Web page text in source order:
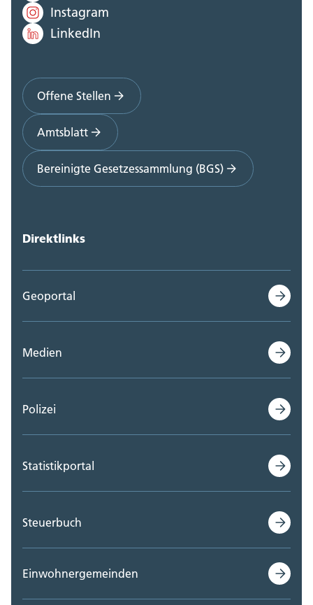
Instagram
LinkedIn
Offene Stellen
Amtsblatt
Bereinigte Gesetzessammlung (BGS)
Direktlinks
Geoportal
Medien
Polizei
Statistikportal
Steuerbuch
Einwohnergemeinden